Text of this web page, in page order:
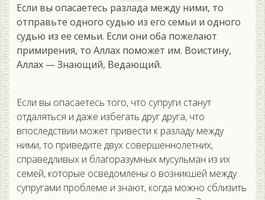
Если вы опасаетесь разлада между ними, то
отправьте одного судью из его семьи и одного
судью из ее семьи. Если они оба пожелают
примирения, то Аллах поможет им. Воистину,
Аллах — Знающий, Ведающий.
Если вы опасаетесь того, что супруги станут
отдаляться и даже избегать друг друга, что
впоследствии может привести к разладу между
ними, то приведите двух совершеннолетних,
справедливых и благоразумных мусульман из их
семей, которые осведомлены о возникшей между
супругами проблеме и знают, когда можно сблизить